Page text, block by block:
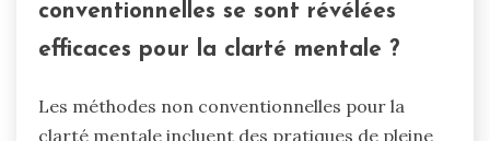
conventionnelles se sont révélées
efficaces pour la clarté mentale ?
Les méthodes non conventionnelles pour la
clarté mentale incluent des pratiques de pleine